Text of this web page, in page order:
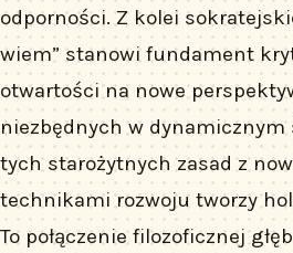
odporności. Z kolei
wiem” stanowi fundament
otwartości na nowe
niezbędnych w dynamicznym
tych starożytnych zasad z
technikami rozwoju tworzy
To połączenie filozoficznej